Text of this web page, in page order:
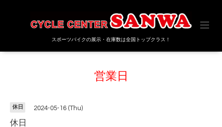
スポーツバイクの展示・在庫数は全国トップクラス！
営業日
休日 2024-05-16 (Thu)
休日